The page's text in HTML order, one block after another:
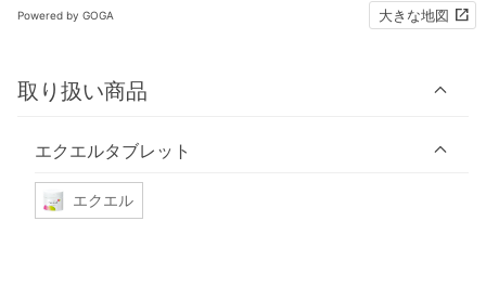
Powered by GOGA 大きな地図
取り扱い商品
エクエルタブレット
エクエル